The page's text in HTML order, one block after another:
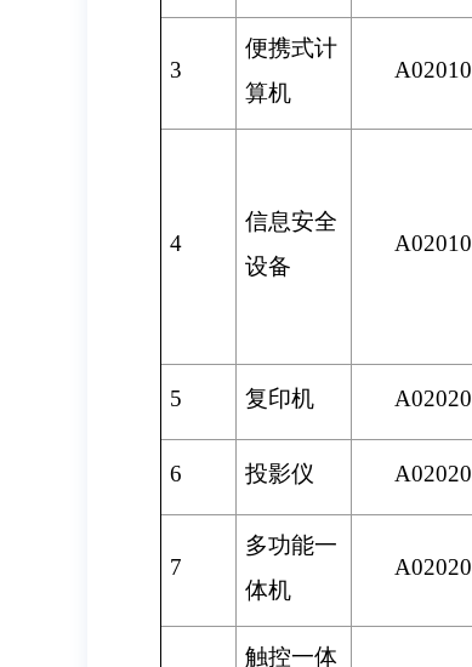
3
便携式计
算机
4
信息安全
设备
5 复印机
6 投影仪
7
多功能一
体机
触控一体